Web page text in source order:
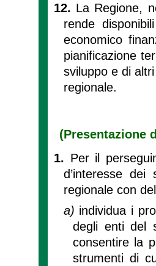
12. La Regione,
rende
economico
pianificazione
sviluppo e di
regionale.
(Presentazione
1. Per il
d’interesse
regionale con
a) individua i
degli enti del
consentire la
strumenti di